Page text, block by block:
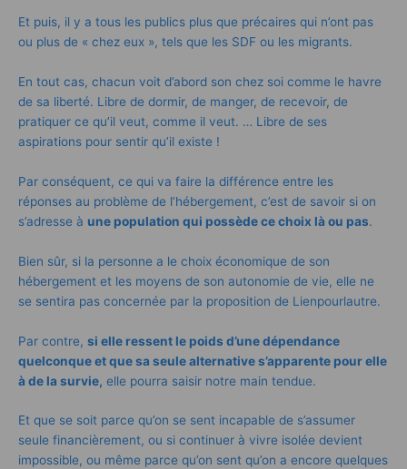
Et puis, il y a tous les publics plus que précaires qui n’ont pas
ou plus de « chez eux », tels que les SDF ou les migrants.
En tout cas, chacun voit d’abord son chez soi comme le havre
de sa liberté. Libre de dormir, de manger, de recevoir, de
pratiquer ce qu’il veut, comme il veut. … Libre de ses
aspirations pour sentir qu’il existe !
Par conséquent, ce qui va faire la différence entre les
réponses au problème de l’hébergement, c’est de savoir si on
s’adresse à une population qui possède ce choix là ou pas.
Bien sûr, si la personne a le choix économique de son
hébergement et les moyens de son autonomie de vie, elle ne
se sentira pas concernée par la proposition de Lienpourlautre.
Par contre, si elle ressent le poids d’une dépendance
quelconque et que sa seule alternative s’apparente pour elle
à de la survie, elle pourra saisir notre main tendue.
Et que se soit parce qu’on se sent incapable de s’assumer
seule financièrement, ou si continuer à vivre isolée devient
impossible, ou même parce qu’on sent qu’on a encore quelques